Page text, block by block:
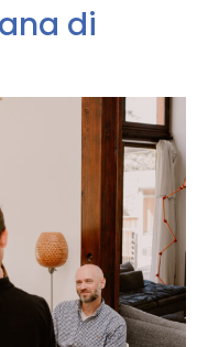
di